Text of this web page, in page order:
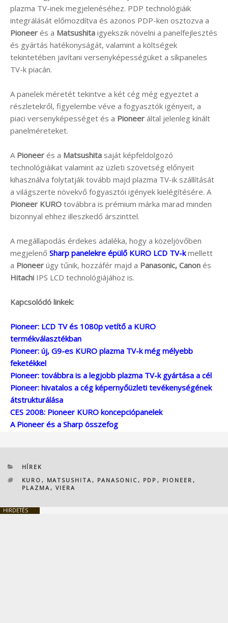
plazma TV-inek megjelenéséhez. PDP technológiáik
integrálását előmozdítva és azonos PDP-ken osztozva a
Pioneer és a Matsushita igyekszik növelni a panelfejlesztés
és gyártás hatékonyságát, valamint a költségek
tekintetében javítani versenyképességüket a síkpaneles
TV-k piacán.
A panelek méretét tekintve a két cég még egyeztet a
részletekről, figyelembe véve a fogyasztók igényeit, a
piaci versenyképességet és a Pioneer által jelenleg kínált
panelméreteket.
A Pioneer és a Matsushita saját képfeldolgozó
technológiáikat valamint az üzleti szövetség előnyeit
kihasználva folytatják tovább majd plazma TV-ik szállítását
a világszerte növekvő fogyasztói igények kielégítésére. A
Pioneer KURO továbbra is prémium márka marad minden
bizonnyal ehhez illeszkedő árszinttel.
A megállapodás érdekes adaléka, hogy a közeljövőben
megjelenő Sharp panelekre épülő KURO LCD TV-kmellett
a Pioneer úgy tűnik, hozzáfér majd a Panasonic, Canon és
Hitachi IPS LCD technológiájához is.
Kapcsolódó linkek:
Pioneer: LCD TV és 1080p vetítő a KURO
termékválasztékban
Pioneer: új, G9-es KURO plazma TV-k még mélyebb
feketékkel
Pioneer: továbbra is a legjobb plazma TV-k gyártása a cél
Pioneer: hivatalos a cég képernyőüzleti tevékenységének
átstrukturálása
CES 2008: Pioneer KURO koncepciópanelek
A Pioneer és a Sharp összefog
KATEGÓRIÁK
HÍREK
CÍMKÉK
KURO , MATSUSHITA , PANASONIC , PDP , PIONEER ,
PLAZMA , VIERA
HIRDETÉS